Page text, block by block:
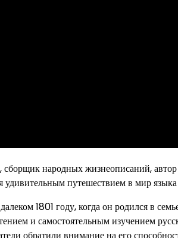
народных жизнеописаний, автор
удивительным путешествием в мир
1801 году, когда он родился в
и самостоятельным изучением